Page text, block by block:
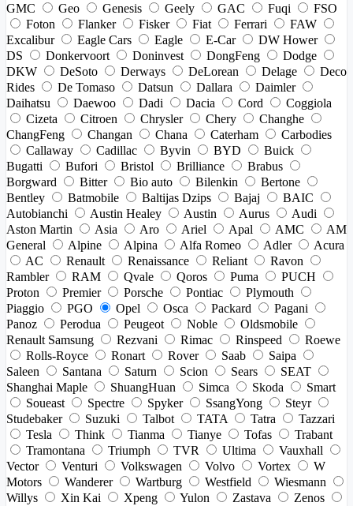
GMC
Geo Genesis Geely GAC Fuqi
FSO
Foton
Flanker Fisker Fiat Ferrari
FAW
Excalibur
Eagle Cars Eagle E-Car
DW Hower
DS
Donkervoort Doninvest DongFeng
Dodge
DKW
DeSoto Derways DeLorean Delage
Deco
Rides
De Tomaso Datsun Dallara
Daimler
Daihatsu
Daewoo Dadi Dacia Cord
Coggiola
Cizeta
Citroen Chrysler Chery
Changhe
ChangFeng
Changan Chana Caterham
Carbodies
Callaway
Cadillac Byvin BYD
Buick
Bugatti
Bufori Bristol Brilliance
Brabus
Borgward
Bitter Bio auto Bilenkin
Bertone
Bentley
Batmobile Baltijas Dzips Bajaj
BAIC
Autobianchi
Austin Healey Austin Aurus
Audi
Aston Martin
Asia Aro Ariel Apal AMC
AM
General
Alpine Alpina Alfa Romeo Adler
Acura
AC
Renault Renaissance Reliant
Ravon
Rambler
RAM Qvale Qoros Puma
PUCH
Proton
Premier Porsche Pontiac
Plymouth
Piaggio
PGO Opel Osca Packard
Pagani
Panoz
Perodua Peugeot Noble
Oldsmobile
Renault Samsung
Rezvani Rimac Rinspeed
Roewe
Rolls-Royce
Ronart Rover Saab
Saipa
Saleen
Santana Saturn Scion Sears
SEAT
Shanghai Maple
ShuangHuan Simca Skoda
Smart
Soueast
Spectre Spyker SsangYong
Steyr
Studebaker
Suzuki Talbot TATA Tatra
Tazzari
Tesla
Think Tianma Tianye Tofas
Trabant
Tramontana
Triumph TVR Ultima
Vauxhall
Vector
Venturi Volkswagen Volvo Vortex
W
Motors
Wanderer Wartburg Westfield
Wiesmann
Willys
Xin Kai Xpeng Yulon Zastava
Zenos